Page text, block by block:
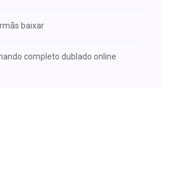
baixar
completo dublado online